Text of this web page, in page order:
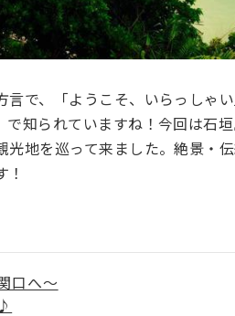
言で、「ようこそ、いらっしゃ
知られていますね！今回は石
地を巡って来ました。絶景・
口へ～